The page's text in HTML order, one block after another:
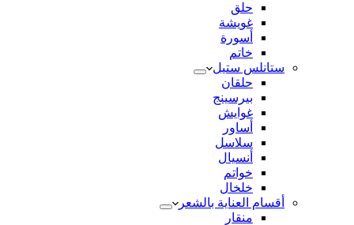
حلق
غويشة
أسورة
خاتم
ستانلس ستيل
حلقان
بيرسينج
غوايش
أساور
سلاسل
أنسيال
خواتم
خلخال
أقسام العناية بالشعر
منقار